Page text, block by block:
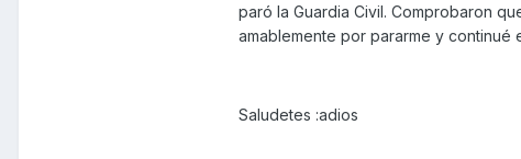
paró la Guardia Civil. Comprobaron
amablemente por pararme y continué
Saludetes :adios